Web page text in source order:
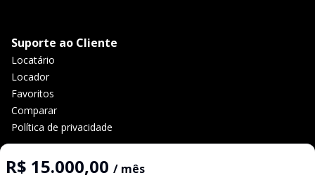
R$ 15.000,00 / mês
Suporte ao Cliente
Locatário
Locador
Favoritos
Comparar
Política de privacidade